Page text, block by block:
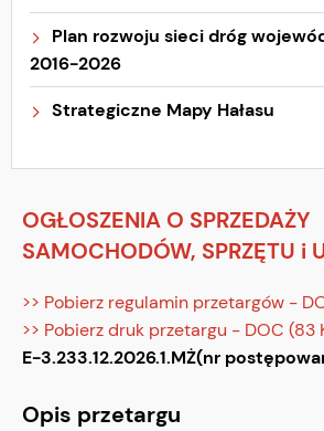
Plan rozwoju sieci dróg
2016-2026
Strategiczne Mapy Hałasu
OGŁOSZENIA O SPRZEDAŻY
SAMOCHODÓW, SPRZĘTU i
>> Pobierz regulamin przetargów -
>> Pobierz druk przetargu - DOC (83
E-3.233.12.2026.1.MŻ(nr
Opis przetargu